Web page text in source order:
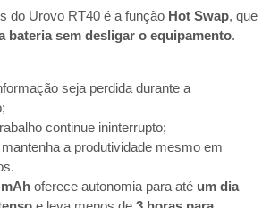
do Urovo RT40 é a função Hot Swap, que
bateria sem desligar o equipamento.
seja perdida durante a
continue ininterrupto;
a produtividade mesmo em
oferece autonomia para até um dia